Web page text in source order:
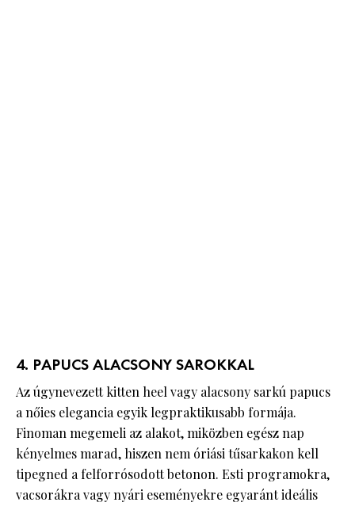
4. PAPUCS ALACSONY SAROKKAL
Az úgynevezett kitten heel vagy alacsony sarkú papucs
a nőies elegancia egyik legpraktikusabb formája.
Finoman megemeli az alakot, miközben egész nap
kényelmes marad, hiszen nem óriási tűsarkakon kell
tipegned a felforrósodott betonon. Esti programokra,
vacsorákra vagy nyári eseményekre egyaránt ideális